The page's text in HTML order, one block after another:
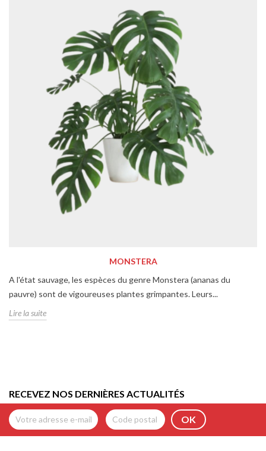
MONSTERA
A l'état sauvage, les espèces du genre Monstera (ananas du
pauvre) sont de vigoureuses plantes grimpantes. Leurs...
Lire la suite
RECEVEZ NOS DERNIÈRES ACTUALITÉS